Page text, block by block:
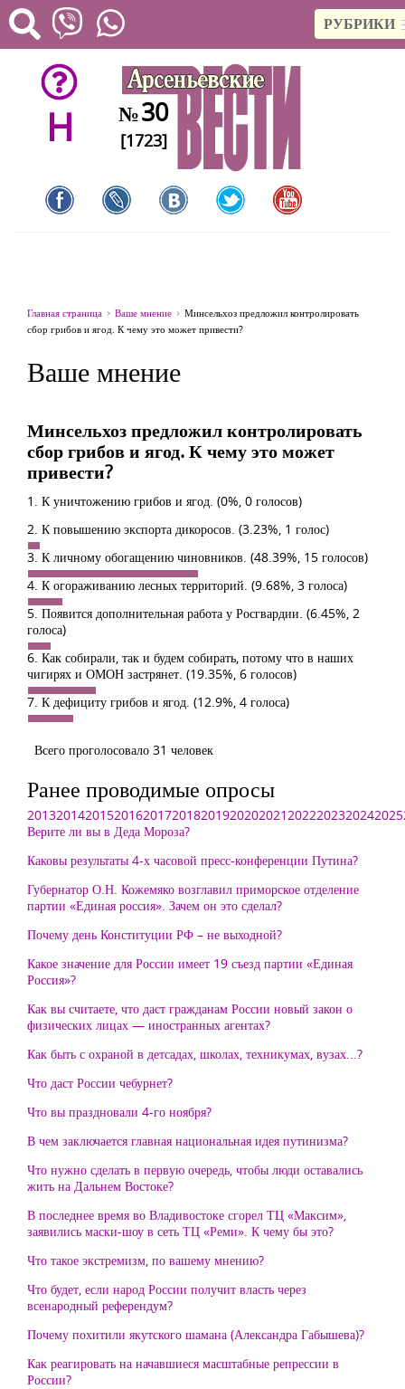
РУБРИКИ
H №30
[1723]
Главная страница Ваше мнение
Минсельхоз предложил контролировать
сбор грибов и ягод. К чему это может привести?
Ваше мнение
Минсельхоз предложил контролировать
сбор грибов и ягод. К чему это может
привести?
1. К уничтожению грибов и ягод. (0%, 0 голосов)
2. К повышению экспорта дикоросов. (3.23%, 1 голос)
3. К личному обогащению чиновников. (48.39%, 15 голосов)
4. К огораживанию лесных территорий. (9.68%, 3 голоса)
5. Появится дополнительная работа у Росгвардии. (6.45%, 2
голоса)
6. Как собирали, так и будем собирать, потому что в наших
чигирях и ОМОН застрянет. (19.35%, 6 голосов)
7. К дефициту грибов и ягод. (12.9%, 4 голоса)
Всего проголосовало 31 человек
Ранее проводимые опросы
2013201420152016201720182019202020212022202320242025
Верите ли вы в Деда Мороза?
Каковы результаты 4-х часовой пресс-конференции Путина?
Губернатор О.Н. Кожемяко возглавил приморское отделение
партии «Единая россия». Зачем он это сделал?
Почему день Конституции РФ – не выходной?
Какое значение для России имеет 19 съезд партии «Единая
Россия»?
Как вы считаете, что даст гражданам России новый закон о
физических лицах — иностранных агентах?
Как быть с охраной в детсадах, школах, техникумах, вузах...?
Что даст России чебурнет?
Что вы праздновали 4-го ноября?
В чем заключается главная национальная идея путинизма?
Что нужно сделать в первую очередь, чтобы люди оставались
жить на Дальнем Востоке?
В последнее время во Владивостоке сгорел ТЦ «Максим»,
заявились маски-шоу в сеть ТЦ «Реми». К чему бы это?
Что такое экстремизм, по вашему мнению?
Что будет, если народ России получит власть через
всенародный референдум?
Почему похитили якутского шамана (Александра Габышева)?
Как реагировать на начавшиеся масштабные репрессии в
России?